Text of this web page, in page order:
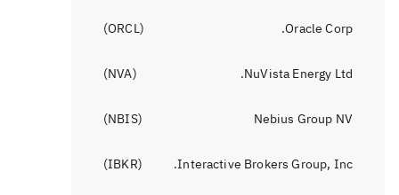
Oracle Corp.
(
ORCL
)
NuVista Energy Ltd.
(
NVA
)
Nebius Group NV
(
NBIS
)
Interactive Brokers Group, Inc.
(
IBKR
)